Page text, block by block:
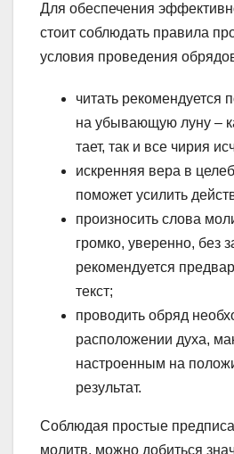
Для обеспечения
стоит соблюдать правила
условия проведения
читать рекомендуется
на убывающую луну –
тает, так и все чирия
искренняя вера в
поможет усилить
произносить слова
громко, уверенно, без
рекомендуется
текст;
проводить обряд
расположении духа,
настроенным на
результат.
Соблюдая простые
молитв, можно добиться